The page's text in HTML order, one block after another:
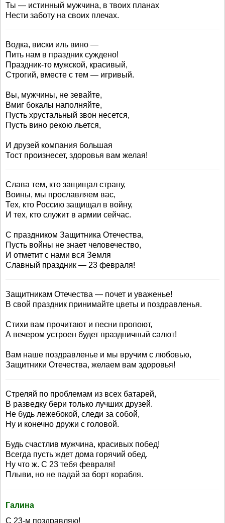
Ты — истинный мужчина, в твоих планах
Нести заботу на своих плечах.
Водка, виски иль вино —
Пить нам в праздник суждено!
Праздник-то мужской, красивый,
Строгий, вместе с тем — игривый.
Вы, мужчины, не зевайте,
Вмиг бокалы наполняйте,
Пусть хрустальный звон несется,
Пусть вино рекою льется,
И друзей компания большая
Тост произнесет, здоровья вам желая!
Слава тем, кто защищал страну,
Воины, мы прославляем вас,
Тех, кто Россию защищал в войну,
И тех, кто служит в армии сейчас.
С праздником Защитника Отечества,
Пусть войны не знает человечество,
И отметит с нами вся Земля
Славный праздник — 23 февраля!
Защитникам Отечества — почет и уваженье!
В свой праздник принимайте цветы и поздравленья.
Стихи вам прочитают и песни пропоют,
А вечером устроен будет праздничный салют!
Вам наше поздравленье и мы вручим с любовью,
Защитники Отечества, желаем вам здоровья!
Стреляй по проблемам из всех батарей,
В разведку бери только лучших друзей.
Не будь лежебокой, следи за собой,
Ну и конечно дружи с головой.
Будь счастлив мужчина, красивых побед!
Всегда пусть ждет дома горячий обед.
Ну что ж. С 23 тебя февраля!
Плыви, но не падай за борт корабля.
Галина
С 23-м поздравляю!